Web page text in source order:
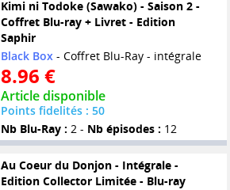
Kimi ni Todoke (Sawako) - Saison 2 -
Coffret Blu-ray + Livret - Edition
Saphir
Black Box- Coffret Blu-Ray - intégrale
8.96 €
Article disponible
Points fidelités : 50
Nb Blu-Ray : 2 - Nb épisodes : 12
Au Coeur du Donjon - Intégrale -
Edition Collector Limitée - Blu-ray